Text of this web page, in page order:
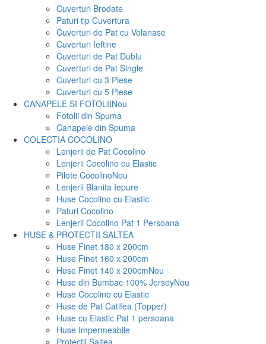
Cuverturi Brodate
Paturi tip Cuvertura
Cuverturi de Pat cu Volanase
Cuverturi Ieftine
Cuverturi de Pat Dublu
Cuverturi de Pat Single
Cuverturi cu 3 Piese
Cuverturi cu 5 Piese
CANAPELE SI FOTOLIINou
Fotolii din Spuma
Canapele din Spuma
COLECTIA COCOLINO
Lenjerii de Pat Cocolino
Lenjerii Cocolino cu Elastic
Pilote CocolinoNou
Lenjerii Blanita Iepure
Huse Cocolino cu Elastic
Paturi Cocolino
Lenjerii Cocolino Pat 1 Persoana
HUSE & PROTECTII SALTEA
Huse Finet 180 x 200cm
Huse Finet 160 x 200cm
Huse Finet 140 x 200cmNou
Huse din Bumbac 100% JerseyNou
Huse Cocolino cu Elastic
Huse de Pat Catifea (Topper)
Huse cu Elastic Pat 1 persoana
Huse Impermeabile
Protectii Saltea